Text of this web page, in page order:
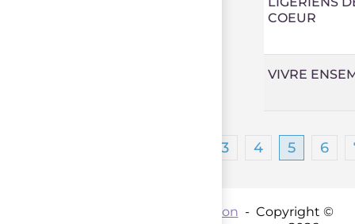
COEUR
VIVRE
3 4 5 6
Coordination - Copyright ©